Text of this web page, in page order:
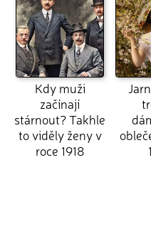
Kdy muži
začínají
stárnout? Takhle
to viděly ženy v
roce 1918